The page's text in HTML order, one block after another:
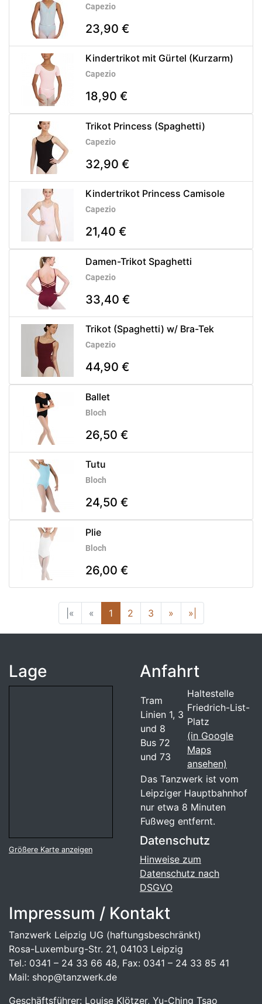
Capezio
23,90 €
Kindertrikot mit Gürtel (Kurzarm)
Capezio
18,90 €
Trikot Princess (Spaghetti)
Capezio
32,90 €
Kindertrikot Princess Camisole
Capezio
21,40 €
Damen-Trikot Spaghetti
Capezio
33,40 €
Trikot (Spaghetti) w/ Bra-Tek
Capezio
44,90 €
Ballet
Bloch
26,50 €
Tutu
Bloch
24,50 €
Plie
Bloch
26,00 €
|« « 1 2 3 » »|
Lage
Größere Karte anzeigen
Anfahrt
Tram
Linien 1, 3
und 8
Bus 72
und 73
Haltestelle
Friedrich-List-
Platz
(in Google
Maps
ansehen)
Das Tanzwerk ist vom
Leipziger Hauptbahnhof
nur etwa 8 Minuten
Fußweg entfernt.
Datenschutz
Hinweise zum
Datenschutz nach
DSGVO
Impressum / Kontakt
Tanzwerk Leipzig UG (haftungsbeschränkt)
Rosa-Luxemburg-Str. 21, 04103 Leipzig
Tel.: 0341 – 24 33 66 48, Fax: 0341 – 24 33 85 41
Mail: shop@tanzwerk.de
Geschäftsführer: Louise Klötzer, Yu-Ching Tsao